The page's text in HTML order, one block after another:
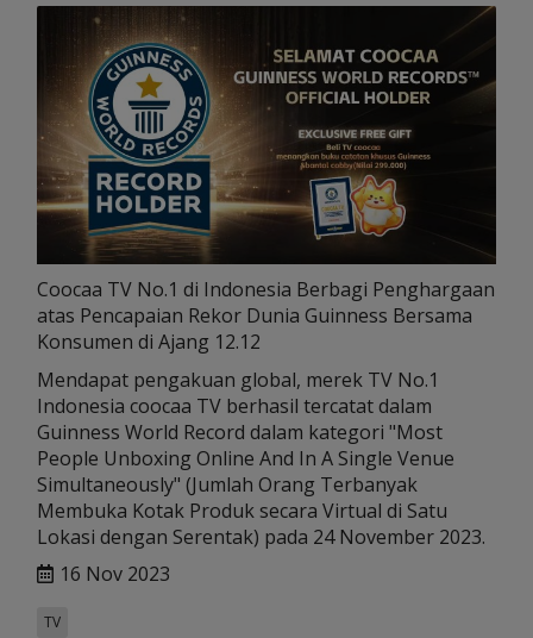
Coocaa TV No.1 di Indonesia Berbagi Penghargaan
atas Pencapaian Rekor Dunia Guinness Bersama
Konsumen di Ajang 12.12
Mendapat pengakuan global, merek TV No.1
Indonesia coocaa TV berhasil tercatat dalam
Guinness World Record dalam kategori "Most
People Unboxing Online And In A Single Venue
Simultaneously" (Jumlah Orang Terbanyak
Membuka Kotak Produk secara Virtual di Satu
Lokasi dengan Serentak) pada 24 November 2023.
16 Nov 2023
TV